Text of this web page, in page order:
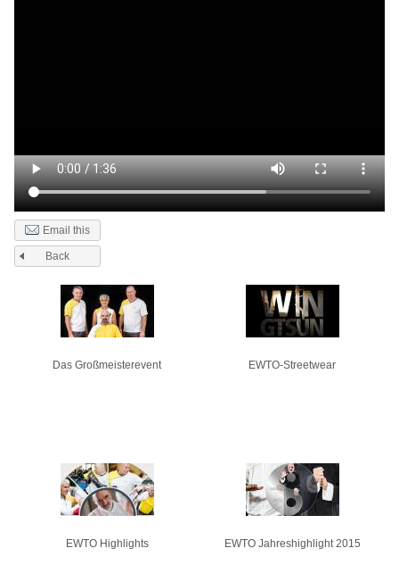
Email this
Back
Das Großmeisterevent EWTO-Streetwear
EWTO Highlights EWTO Jahreshighlight 2015
Pages